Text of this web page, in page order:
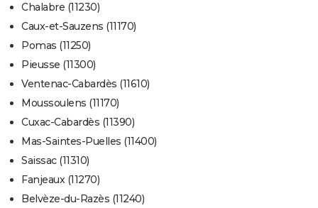
Chalabre (11230)
Caux-et-Sauzens (11170)
Pomas (11250)
Pieusse (11300)
Ventenac-Cabardès (11610)
Moussoulens (11170)
Cuxac-Cabardès (11390)
Mas-Saintes-Puelles (11400)
Saissac (11310)
Fanjeaux (11270)
Belvèze-du-Razès (11240)